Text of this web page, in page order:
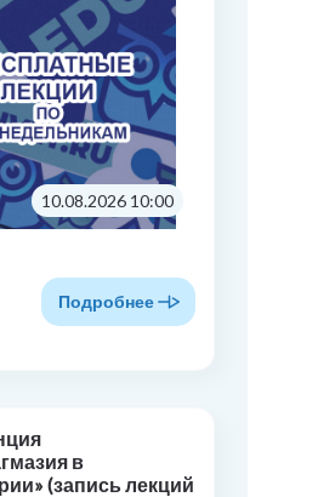
10.08.2026 10:00
Подробнее
в
(запись лекций